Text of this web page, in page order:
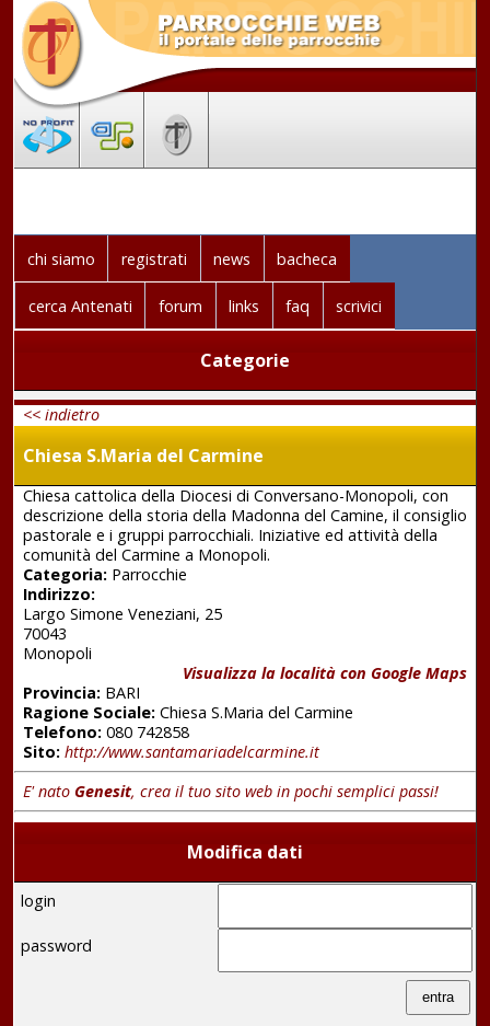
chi siamo registrati news bacheca
cerca Antenati forum links faq scrivici
Categorie
<< indietro
Chiesa S.Maria del Carmine
Chiesa cattolica della Diocesi di Conversano-Monopoli, con
descrizione della storia della Madonna del Camine, il consiglio
pastorale e i gruppi parrocchiali. Iniziative ed attività della
comunità del Carmine a Monopoli.
Categoria:Parrocchie
Indirizzo:
Largo Simone Veneziani, 25
70043
Monopoli
Visualizza la località con Google Maps
Provincia:BARI
Ragione Sociale:Chiesa S.Maria del Carmine
Telefono:080 742858
Sito: http://www.santamariadelcarmine.it
E' nato Genesit, crea il tuo sito web in pochi semplici passi!
Modifica dati
login
password